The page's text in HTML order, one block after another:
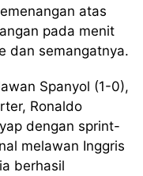
atas
pada menit
dan semangatnya.
Spanyol (1-0),
Ronaldo
dengan sprint-
melawan Inggris
berhasil